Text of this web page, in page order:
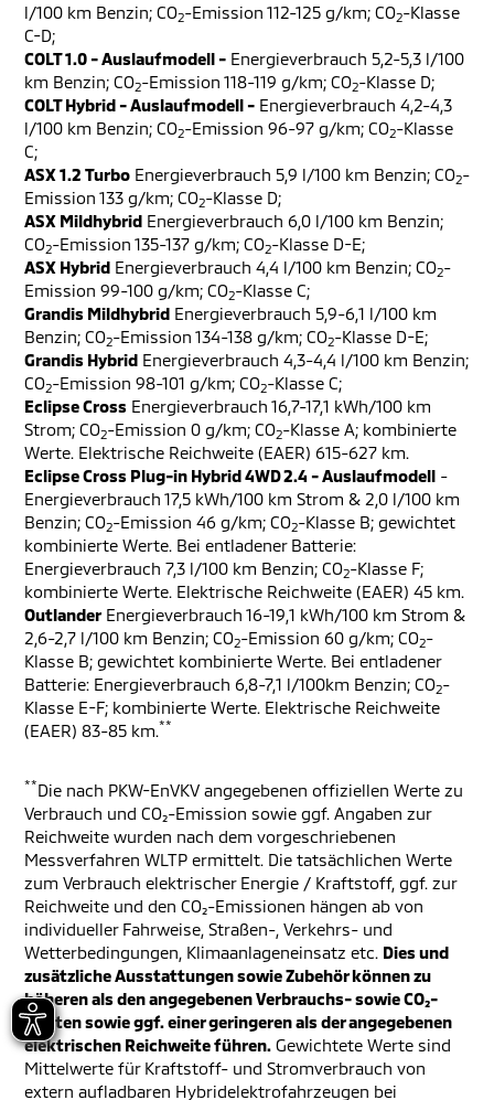
l/100 km Benzin; CO2-Emission 112-125 g/km; CO2-Klasse
C-D;
COLT 1.0 - Auslaufmodell - Energieverbrauch 5,2-5,3 l/100
km Benzin; CO2-Emission 118-119 g/km; CO2-Klasse D;
COLT Hybrid - Auslaufmodell - Energieverbrauch 4,2-4,3
l/100 km Benzin; CO2-Emission 96-97 g/km; CO2-Klasse
C;
ASX 1.2 Turbo Energieverbrauch 5,9 l/100 km Benzin; CO2-
Emission 133 g/km; CO2-Klasse D;
ASX Mildhybrid Energieverbrauch 6,0 l/100 km Benzin;
CO2-Emission 135-137 g/km; CO2-Klasse D-E;
ASX Hybrid Energieverbrauch 4,4 l/100 km Benzin; CO2-
Emission 99-100 g/km; CO2-Klasse C;
Grandis Mildhybrid Energieverbrauch 5,9-6,1 l/100 km
Benzin; CO2-Emission 134-138 g/km; CO2-Klasse D-E;
Grandis Hybrid Energieverbrauch 4,3-4,4 l/100 km Benzin;
CO2-Emission 98-101 g/km; CO2-Klasse C;
Eclipse Cross Energieverbrauch 16,7-17,1 kWh/100 km
Strom; CO2-Emission 0 g/km; CO2-Klasse A; kombinierte
Werte. Elektrische Reichweite (EAER) 615-627 km.
Eclipse Cross Plug-in Hybrid 4WD 2.4 - Auslaufmodell -
Energieverbrauch 17,5 kWh/100 km Strom & 2,0 l/100 km
Benzin; CO2-Emission 46 g/km; CO2-Klasse B; gewichtet
kombinierte Werte. Bei entladener Batterie:
Energieverbrauch 7,3 l/100 km Benzin; CO2-Klasse F;
kombinierte Werte. Elektrische Reichweite (EAER) 45 km.
Outlander Energieverbrauch 16-19,1 kWh/100 km Strom &
2,6-2,7 l/100 km Benzin; CO2-Emission 60 g/km; CO2-
Klasse B; gewichtet kombinierte Werte. Bei entladener
Batterie: Energieverbrauch 6,8-7,1 l/100km Benzin; CO2-
Klasse E-F; kombinierte Werte. Elektrische Reichweite
(EAER) 83-85 km.**
**Die nach PKW-EnVKV angegebenen offiziellen Werte zu
Verbrauch und CO₂-Emission sowie ggf. Angaben zur
Reichweite wurden nach dem vorgeschriebenen
Messverfahren WLTP ermittelt. Die tatsächlichen Werte
zum Verbrauch elektrischer Energie / Kraftstoff, ggf. zur
Reichweite und den CO₂-Emissionen hängen ab von
individueller Fahrweise, Straßen-, Verkehrs- und
Wetterbedingungen, Klimaanlageneinsatz etc. Dies und
zusätzliche Ausstattungen sowie Zubehör können zu
höheren als den angegebenen Verbrauchs- sowie CO₂-
Werten sowie ggf. einer geringeren als der angegebenen
elektrischen Reichweite führen. Gewichtete Werte sind
Mittelwerte für Kraftstoff- und Stromverbrauch von
extern aufladbaren Hybridelektrofahrzeugen bei